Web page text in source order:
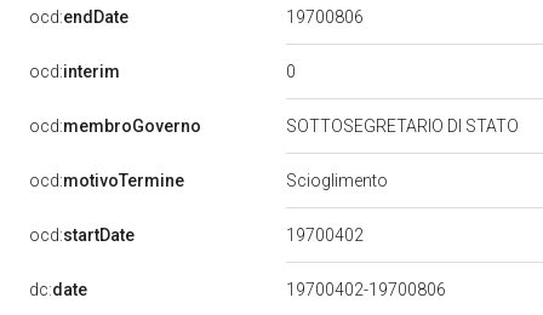
ocd:endDate 19700806
ocd:interim 0
ocd:membroGoverno SOTTOSEGRETARIO DI STATO
ocd:motivoTermine Scioglimento
ocd:startDate 19700402
dc:date 19700402-19700806